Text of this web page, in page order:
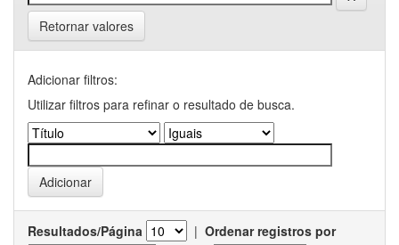
Retornar valores
Adicionar filtros:
Utilizar filtros para refinar o resultado de busca.
Resultados/Página | Ordenar registros por